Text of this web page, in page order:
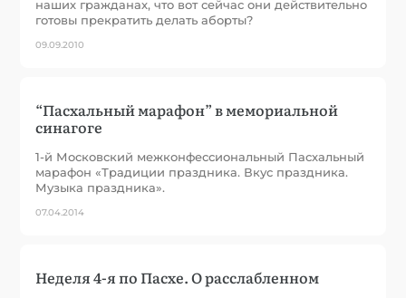
наших гражданах, что вот сейчас они действительно
готовы прекратить делать аборты?
09.09.2010
“Пасхальный марафон” в мемориальной
синагоге
1-й Московский межконфессиональный Пасхальный
марафон «Традиции праздника. Вкус праздника.
Музыка праздника».
07.04.2014
Неделя 4-я по Пасхе. О расслабленном